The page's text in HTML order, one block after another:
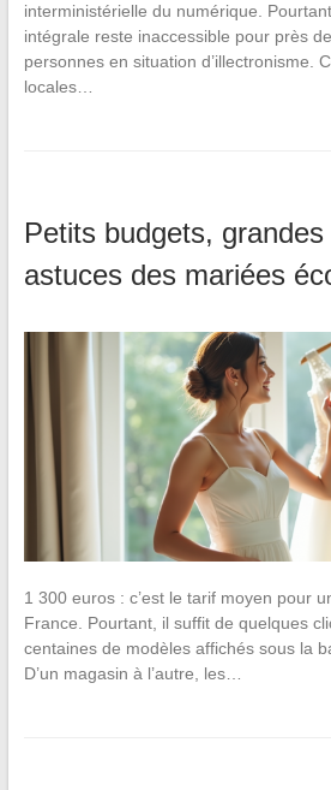
interministérielle du numérique.
intégrale reste inaccessible pour près
personnes en situation d’illectronisme.
locales…
Petits budgets,
astuces des mariées
1 300 euros : c’est le tarif moyen pour
France. Pourtant, il suffit de quelques
centaines de modèles affichés sous la
D’un magasin à l’autre, les…